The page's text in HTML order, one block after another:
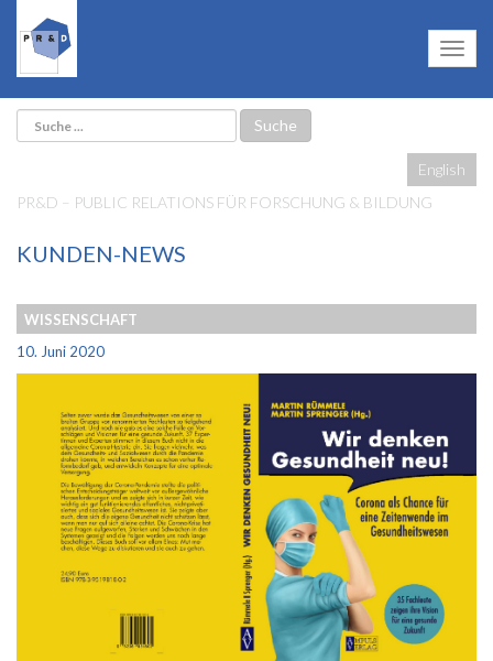
English
PR&D – PUBLIC RELATIONS FÜR FORSCHUNG & BILDUNG
KUNDEN-NEWS
WISSENSCHAFT
10. Juni 2020